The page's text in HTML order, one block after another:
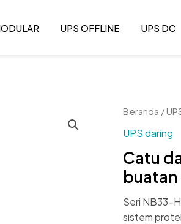
UPS OFFLINE UPS DC
Beranda /
UPS daring
Catu
buatan
Seri NB33-
sistem